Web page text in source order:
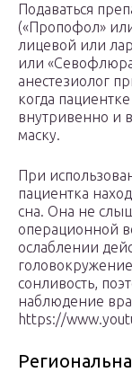
Подаваться
(«Пропофол»
лицевой или
или
анестезиолог
когда
внутривенно и
маску.
При
пациентка
сна. Она не
операционной
ослаблении
сонливость,
наблюдение
https://